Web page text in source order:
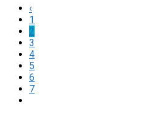
‹
1
2
3
4
5
6
7